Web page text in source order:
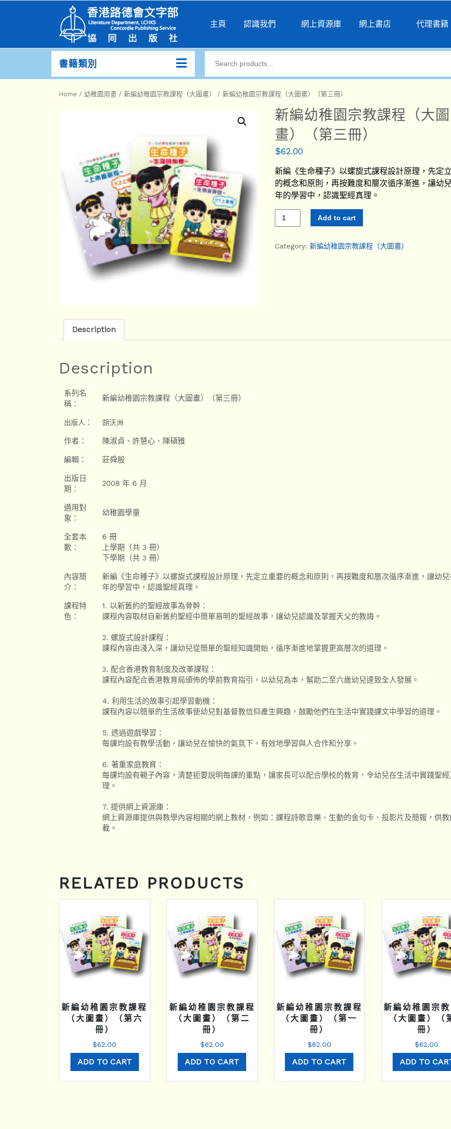
主頁 認識我們 網上資源庫 網上書店 代理書籍
書籍類別
Home / 幼稚園用書 / 新編幼稚園宗教課程（大圖畫） / 新編幼稚園宗教課程（大圖畫）（第三冊）
新編幼稚園宗教課程（大圖
畫）（第三冊）
$62.00
新編《生命種子》以螺旋式課程設計原理，先定
的概念和原則，再按難度和層次循序漸進，讓幼
年的學習中，認識聖經真理。
Add to cart
Category: 新編幼稚園宗教課程（大圖畫）
Description
Description
系列名
稱：
新編幼稚園宗教課程（大圖畫）（第三冊）
出版人： 胡沃洲
作者： 陳淑貞、許慧心、陳碩雅
編輯： 莊舜殷
出版日
期：
2008 年 6 月
適用對
象：
幼稚園學童
全套本
數：
6 冊
上學期（共 3 冊）
下學期（共 3 冊）
內容簡
介：
新編《生命種子》以螺旋式課程設計原理，先定立重要的概念和原則，再按難度和層次循序漸進，讓幼
年的學習中，認識聖經真理。
課程特
色：
1. 以新舊約的聖經故事為骨幹：
課程內容取材自新舊約聖經中簡單易明的聖經故事，讓幼兒認識及掌握天父的教誨。
2. 螺旋式設計課程：
課程內容由淺入深，讓幼兒從簡單的聖經知識開始，循序漸進地掌握更高層次的道理。
3. 配合香港教育制度及改革課程：
課程內容配合香港教育局頒佈的學前教育指引，以幼兒為本，幫助二至六歲幼兒達致全人發展。
4. 利用生活的故事引起學習動機：
課程內容以簡單的生活故事使幼兒對基督教信仰產生興趣，鼓勵他們在生活中實踐課文中學習的道理。
5. 透過遊戲學習：
每課均設有教學活動，讓幼兒在愉快的氣氛下，有效地學習與人合作和分享。
6. 著重家庭教育：
每課均設有親子內容，清楚扼要說明每課的重點，讓家長可以配合學校的教育，令幼兒在生活中實踐聖經
理。
7. 提供網上資源庫：
網上資源庫提供與教學內容相關的網上教材，例如：課程詩歌音樂、生動的金句卡、投影片及簡報，供
載。
RELATED PRODUCTS
新編幼稚園宗教課程
（大圖畫）（第六
冊）
$62.00
ADD TO CART
新編幼稚園宗教課程
（大圖畫）（第二
冊）
$62.00
ADD TO CART
新編幼稚園宗教課程
（大圖畫）（第一
冊）
$62.00
ADD TO CART
新編幼稚園宗
（大圖畫）（
冊）
$62.00
ADD TO